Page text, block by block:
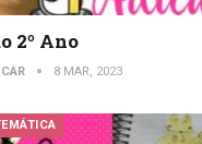
2º Ano
8 MAR, 2023